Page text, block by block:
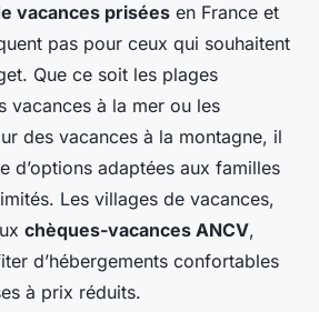
vacances prisées en France et
pas pour ceux qui souhaitent
Que ce soit les plages
vacances à la mer ou les
des vacances à la montagne, il
d’options adaptées aux familles
Les villages de vacances,
chèques-vacances ANCV,
d’hébergements confortables
à prix réduits.